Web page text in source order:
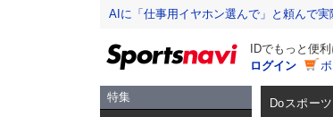
AIに「仕事用イヤホン選んで」と頼んで実
IDでもっと便
ログイン
特集 Doスポー